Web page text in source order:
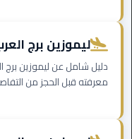
ليموزين
المهندسين
ليموزين
ليموزين برج
دليل شامل عن ليموزين
معرفته قبل الحجز من